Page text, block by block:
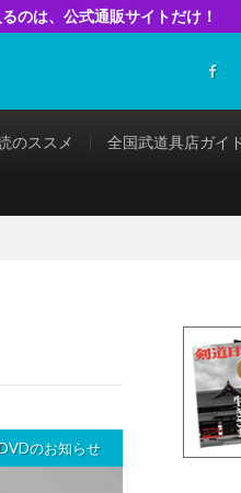
のは、公式通販サイトだけ！
のススメ 全国武道具店ガイ
のお知らせ